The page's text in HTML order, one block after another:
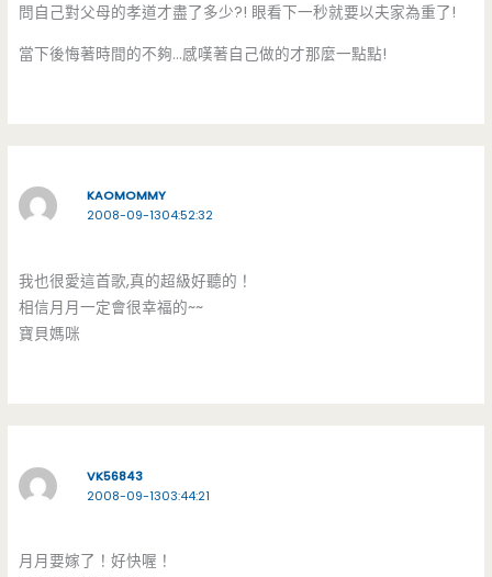
問自己對父母的孝道才盡了多少?! 眼看下一秒就要以夫家為重了!
當下後悔著時間的不夠…感嘆著自己做的才那麼一點點!
KAOMOMMY
2008-09-1304:52:32
我也很愛這首歌,真的超級好聽的！
相信月月一定會很幸福的~~
寶貝媽咪
VK56843
2008-09-1303:44:21
月月要嫁了！好快喔！